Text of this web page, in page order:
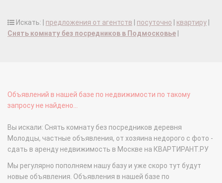
Искать: | предложения от агентств посуточно квартиру
Снять комнату без посредников в Подмосковье
Объявлений в нашей базе по недвижимости по такому
запросу не найдено...
Вы искали: Снять комнату без посредников деревня
Молодцы, частные объявления, от хозяина недорого с фото -
сдать в аренду недвижимость в Москве на КВАРТИРАНТ.РУ
Мы регулярно пополняем нашу базу и уже скоро тут будут
новые объявления. Объявления в нашей базе по